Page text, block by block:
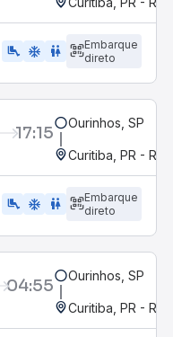
airline_seat_legroom_extra ac_unit WC
Embarque
direto
17:15 Ourinhos, SP
Curitiba, PR -
airline_seat_legroom_extra ac_unit wc
Embarque
direto
04:55 Ourinhos, SP
Curitiba, PR -